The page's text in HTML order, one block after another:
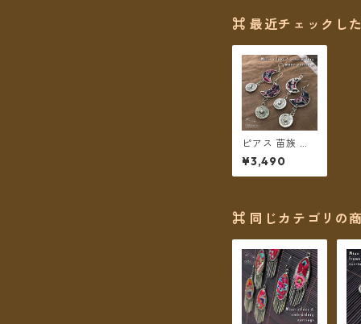
⌘ 最近チェックし
ピアス 苗族 ミ
ャオシルバー 刺
繍古布 月型
【メール便送料
¥3,490
⌘ 同じカテゴリの